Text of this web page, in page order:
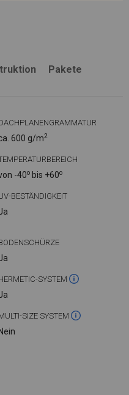
Pakete
600 g/m2
-40o bis +60o
BESTÄNDIGKEIT
SYSTEM
SIZE SYSTEM
Nein